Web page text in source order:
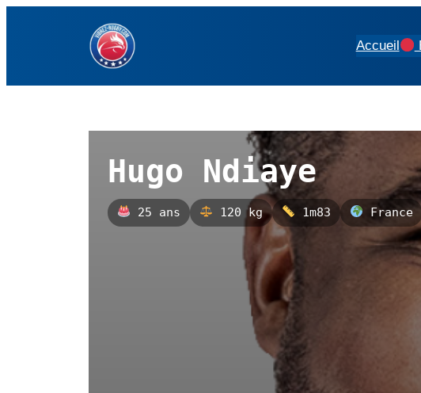
Accueil
Hugo Ndiaye
25 ans 120 kg 1m83 France